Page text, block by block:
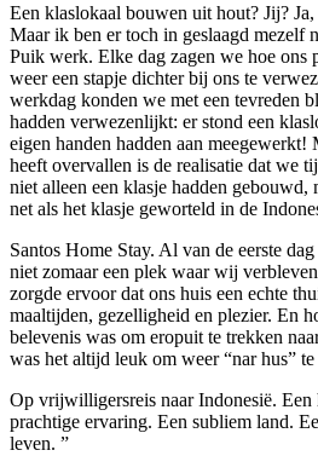
Een klaslokaal bouwen uit hout? Jij?
Maar ik ben er toch in geslaagd mezelf
Puik werk. Elke dag zagen we hoe ons
weer een stapje dichter bij ons te
werkdag konden we met een tevreden
hadden verwezenlijkt: er stond een
eigen handen hadden aan meegewerkt!
heeft overvallen is de realisatie dat we
niet alleen een klasje hadden gebouwd,
net als het klasje geworteld in de
Santos Home Stay. Al van de eerste
niet zomaar een plek waar wij
zorgde ervoor dat ons huis een echte
maaltijden, gezelligheid en plezier. En
belevenis was om eropuit te trekken
was het altijd leuk om weer “nar hus”
Op vrijwilligersreis naar Indonesië. Een
prachtige ervaring. Een subliem land.
leven. ”